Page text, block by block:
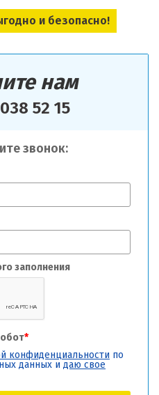
нам
52 15
звонок:
заполнения
*
конфиденциальности по
данных и даю свое
и безопасно!